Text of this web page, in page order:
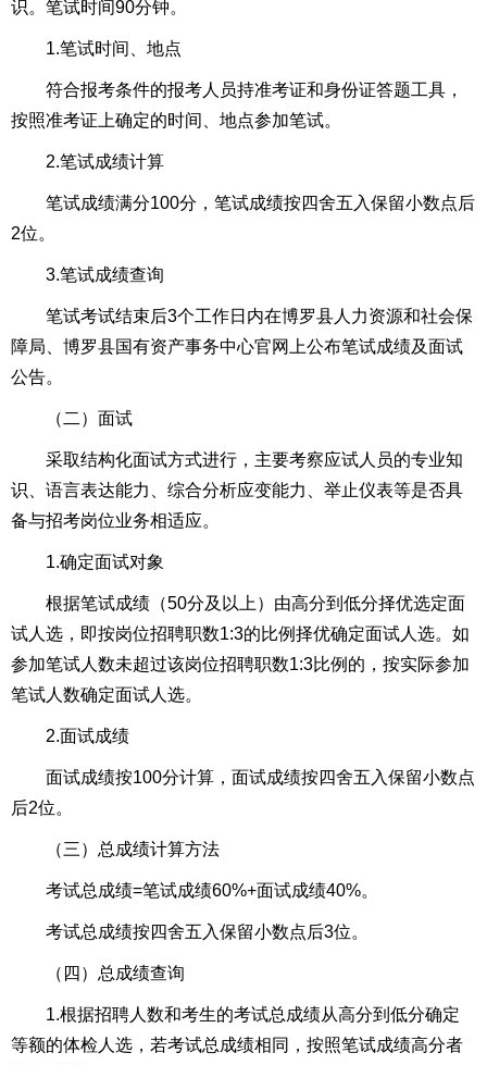
识。笔试时间90分钟。
1.笔试时间、地点
符合报考条件的报考人员持准考证和身份证答题工具，
按照准考证上确定的时间、地点参加笔试。
2.笔试成绩计算
笔试成绩满分100分，笔试成绩按四舍五入保留小数点后
2位。
3.笔试成绩查询
笔试考试结束后3个工作日内在博罗县人力资源和社会保
障局、博罗县国有资产事务中心官网上公布笔试成绩及面试
公告。
（二）面试
采取结构化面试方式进行，主要考察应试人员的专业知
识、语言表达能力、综合分析应变能力、举止仪表等是否具
备与招考岗位业务相适应。
1.确定面试对象
根据笔试成绩（50分及以上）由高分到低分择优选定面
试人选，即按岗位招聘职数1:3的比例择优确定面试人选。如
参加笔试人数未超过该岗位招聘职数1:3比例的，按实际参加
笔试人数确定面试人选。
2.面试成绩
面试成绩按100分计算，面试成绩按四舍五入保留小数点
后2位。
（三）总成绩计算方法
考试总成绩=笔试成绩60%+面试成绩40%。
考试总成绩按四舍五入保留小数点后3位。
（四）总成绩查询
1.根据招聘人数和考生的考试总成绩从高分到低分确定
等额的体检人选，若考试总成绩相同，按照笔试成绩高分者